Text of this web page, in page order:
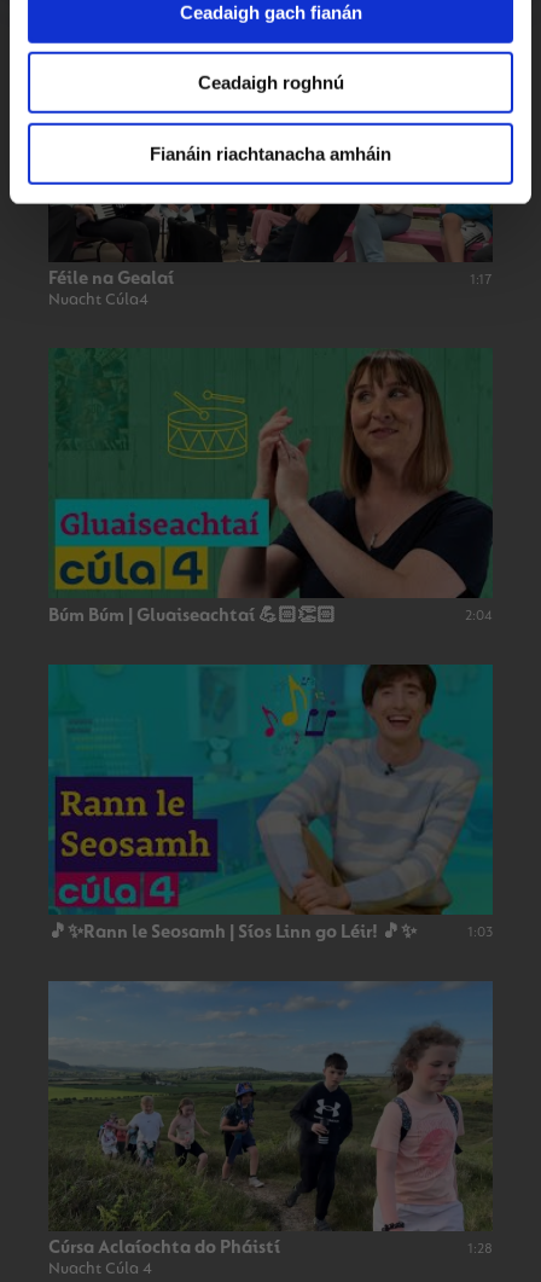
Ceadaigh gach fianán
Ceadaigh roghnú
Fianáin riachtanacha amháin
Féile na Gealaí
Nuacht Cúla4
1:17
Búm Búm | Gluaiseachtaí 💪🏻👏🏻 2:04
🎵✨Rann le Seosamh | Síos Linn go Léir! 🎵✨ 1:03
Cúrsa Aclaíochta do Pháistí
Nuacht Cúla 4
1:28